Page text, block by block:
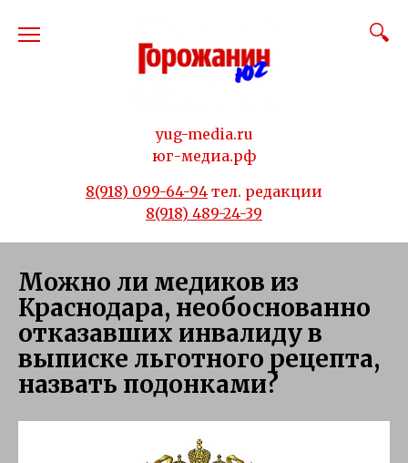
yug-media.ru
юг-медиа.рф
8(918) 099-64-94 тел. редакции
8(918) 489-24-39
Можно ли медиков из
Краснодара, необоснованно
отказавших инвалиду в
выписке льготного рецепта,
назвать подонками?